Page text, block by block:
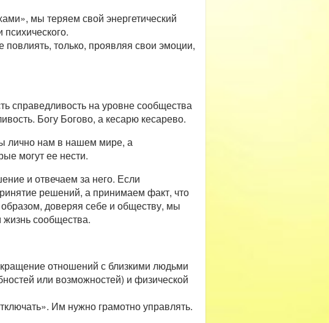
мы теряем свой энергетический
только, проявляя свои эмоции,
справедливость на уровне сообщества
Богу Богово, а кесарю кесарево.
лично нам в нашем мире, а
могут ее нести.
и отвечаем за него. Если
решений, а принимаем факт, что
доверяя себе и обществу, мы
сообщества.
отношений с близкими людьми
или возможностей) и физической
Им нужно грамотно управлять.